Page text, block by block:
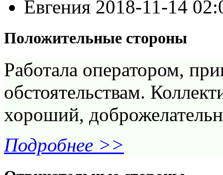
Евгения 2018-11-14
Положительные стороны
Работала оператором,
обстоятельствам.
хороший,
Подробнее >>